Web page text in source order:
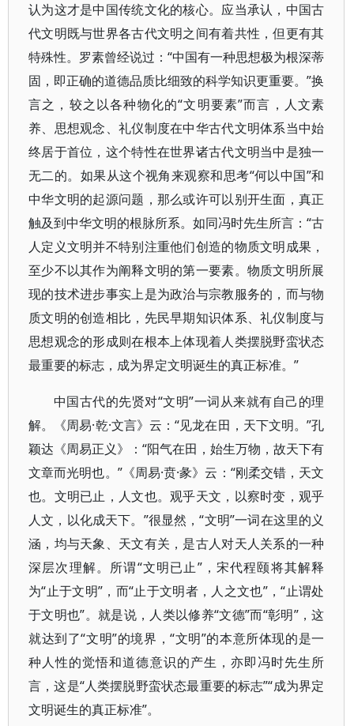
认为这才是中国传统文化的核心。应当承认，中国古
代文明既与世界各古代文明之间有着共性，但更有其
特殊性。罗素曾经说过：“中国有一种思想极为根深蒂
固，即正确的道德品质比细致的科学知识更重要。”换
言之，较之以各种物化的“文明要素”而言，人文素
养、思想观念、礼仪制度在中华古代文明体系当中始
终居于首位，这个特性在世界诸古代文明当中是独一
无二的。如果从这个视角来观察和思考“何以中国”和
中华文明的起源问题，那么或许可以别开生面，真正
触及到中华文明的根脉所系。如同冯时先生所言：“古
人定义文明并不特别注重他们创造的物质文明成果，
至少不以其作为阐释文明的第一要素。物质文明所展
现的技术进步事实上是为政治与宗教服务的，而与物
质文明的创造相比，先民早期知识体系、礼仪制度与
思想观念的形成则在根本上体现着人类摆脱野蛮状态
最重要的标志，成为界定文明诞生的真正标准。”
中国古代的先贤对“文明”一词从来就有自己的理
解。《周易·乾·文言》云：“见龙在田，天下文明。”孔
颖达《周易正义》：“阳气在田，始生万物，故天下有
文章而光明也。”《周易·贲·彖》云：“刚柔交错，天文
也。文明已止，人文也。观乎天文，以察时变，观乎
人文，以化成天下。”很显然，“文明”一词在这里的义
涵，均与天象、天文有关，是古人对天人关系的一种
深层次理解。所谓“文明已止”，宋代程颐将其解释
为“止于文明”，而“止于文明者，人之文也”，“止谓处
于文明也”。就是说，人类以修养“文德”而“彰明”，这
就达到了“文明”的境界，“文明”的本意所体现的是一
种人性的觉悟和道德意识的产生，亦即冯时先生所
言，这是“人类摆脱野蛮状态最重要的标志”“成为界定
文明诞生的真正标准”。